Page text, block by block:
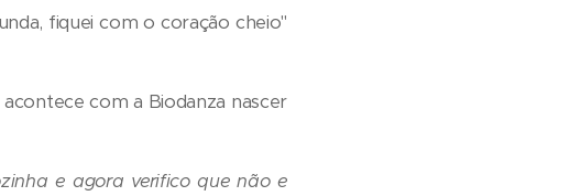
fiquei com o coração cheio"
com a Biodanza nascer
e agora verifico que não e